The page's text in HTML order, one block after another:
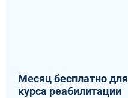
Месяц бесплатно для
курса реабилитации